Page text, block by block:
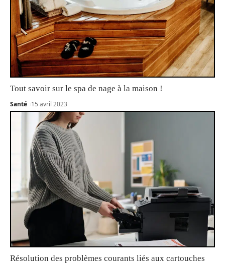
Tout savoir sur le spa de nage à la maison !
Santé 15 avril 2023
Résolution des problèmes courants liés aux cartouches